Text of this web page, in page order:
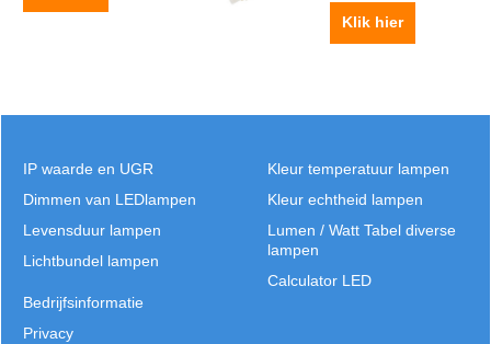
Klik hier
Kleur temperatuur lampen
Kleur echtheid lampen
Lumen / Watt Tabel diverse
lampen
Calculator LED
IP waarde en UGR
Dimmen van LEDlampen
Levensduur lampen
Lichtbundel lampen
Bedrijfsinformatie
Privacy